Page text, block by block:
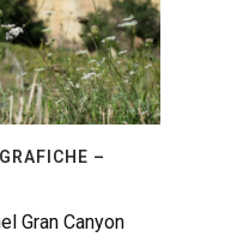
–
Gran Canyon